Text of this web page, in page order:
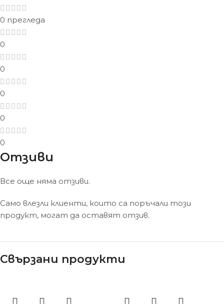
0 прегледа
0
0
0
0
0
Отзиви
Все още няма отзиви.
Само влезли клиенти, които са поръчали този
продукт, могат да оставят отзив.
Свързани продукти